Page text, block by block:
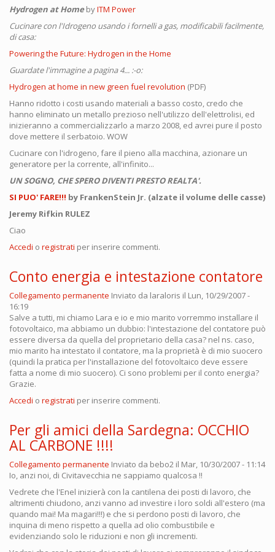
Hydrogen at HomebyITM Power
Cucinare con l'Idrogeno usando i fornelli a gas, modificabili facilmente,
di casa:
Powering the Future: Hydrogen in the Home
Guardate l'immagine a pagina 4... :-o:
Hydrogen at home in new green fuel revolution (PDF)
Hanno ridotto i costi usando materiali a basso costo, credo che
hanno eliminato un metallo prezioso nell'utilizzo dell'elettrolisi, ed
inizieranno a commercializzarlo a marzo 2008, ed avrei pure il posto
dove mettere il serbatoio. WOW
Cucinare con l'idrogeno, fare il pieno alla macchina, azionare un
generatore per la corrente, all'infinito...
UN SOGNO, CHE SPERO DIVENTI PRESTO REALTA'.
SI PUO' FARE!!! by FrankenStein Jr. (alzate il volume delle casse)
Jeremy Rifkin RULEZ
Ciao
Accedi o registrati per inserire commenti.
Conto energia e intestazione contatore
Collegamento permanente Inviato da laraloris il Lun, 10/29/2007 -
16:19
Salve a tutti, mi chiamo Lara e io e mio marito vorremmo installare il
fotovoltaico, ma abbiamo un dubbio: l'intestazione del contatore può
essere diversa da quella del proprietario della casa? nel ns. caso,
mio marito ha intestato il contatore, ma la proprietà è di mio suocero
(quindi la pratica per l'installazione del fotovoltaico deve essere
fatta a nome di mio suocero). Ci sono problemi per il conto energia?
Grazie.
Accedi o registrati per inserire commenti.
Per gli amici della Sardegna: OCCHIO
AL CARBONE !!!!
Collegamento permanente Inviato da bebo2 il Mar, 10/30/2007 - 11:14
Io, anzi noi, di Civitavecchia ne sappiamo qualcosa !!
Vedrete che l'Enel inizierà con la cantilena dei posti di lavoro, che
altrimenti chiudono, anzi vanno ad investire i loro soldi all'estero (ma
quando mai! Ma magari!!!) e che si perdono posti di lavoro, che
inquina di meno rispetto a quella ad olio combustibile e
evidenziando solo le riduzioni e non gli incrementi.